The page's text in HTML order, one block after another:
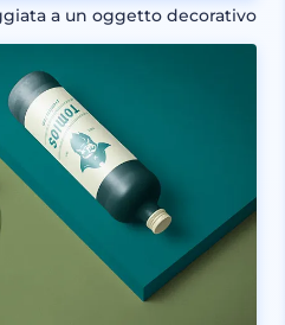
a un oggetto decorativo